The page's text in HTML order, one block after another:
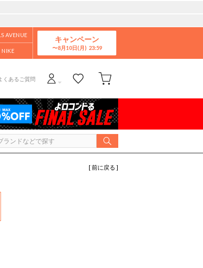
AVENUE
NIKE
キャンペーン
8月10日(月)
くあるご質問
[ 前に戻る ]